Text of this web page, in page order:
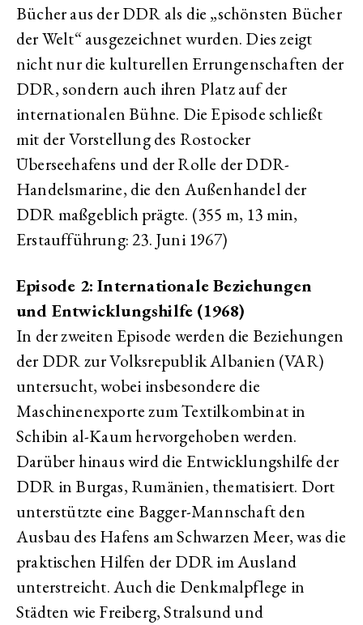
Bücher aus der DDR als die „schönsten Bücher
der Welt“ ausgezeichnet wurden. Dies zeigt
nicht nur die kulturellen Errungenschaften der
DDR, sondern auch ihren Platz auf der
internationalen Bühne. Die Episode schließt
mit der Vorstellung des Rostocker
Überseehafens und der Rolle der DDR-
Handelsmarine, die den Außenhandel der
DDR maßgeblich prägte. (355 m, 13 min,
Erstaufführung: 23. Juni 1967)
Episode 2: Internationale Beziehungen
und Entwicklungshilfe (1968)
In der zweiten Episode werden die Beziehungen
der DDR zur Volksrepublik Albanien (VAR)
untersucht, wobei insbesondere die
Maschinenexporte zum Textilkombinat in
Schibin al-Kaum hervorgehoben werden.
Darüber hinaus wird die Entwicklungshilfe der
DDR in Burgas, Rumänien, thematisiert. Dort
unterstützte eine Bagger-Mannschaft den
Ausbau des Hafens am Schwarzen Meer, was die
praktischen Hilfen der DDR im Ausland
unterstreicht. Auch die Denkmalpflege in
Städten wie Freiberg, Stralsund und